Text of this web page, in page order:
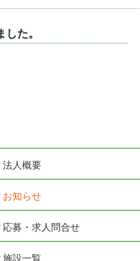
した。
法人概要
お知らせ
応募・求人問合せ
施設一覧